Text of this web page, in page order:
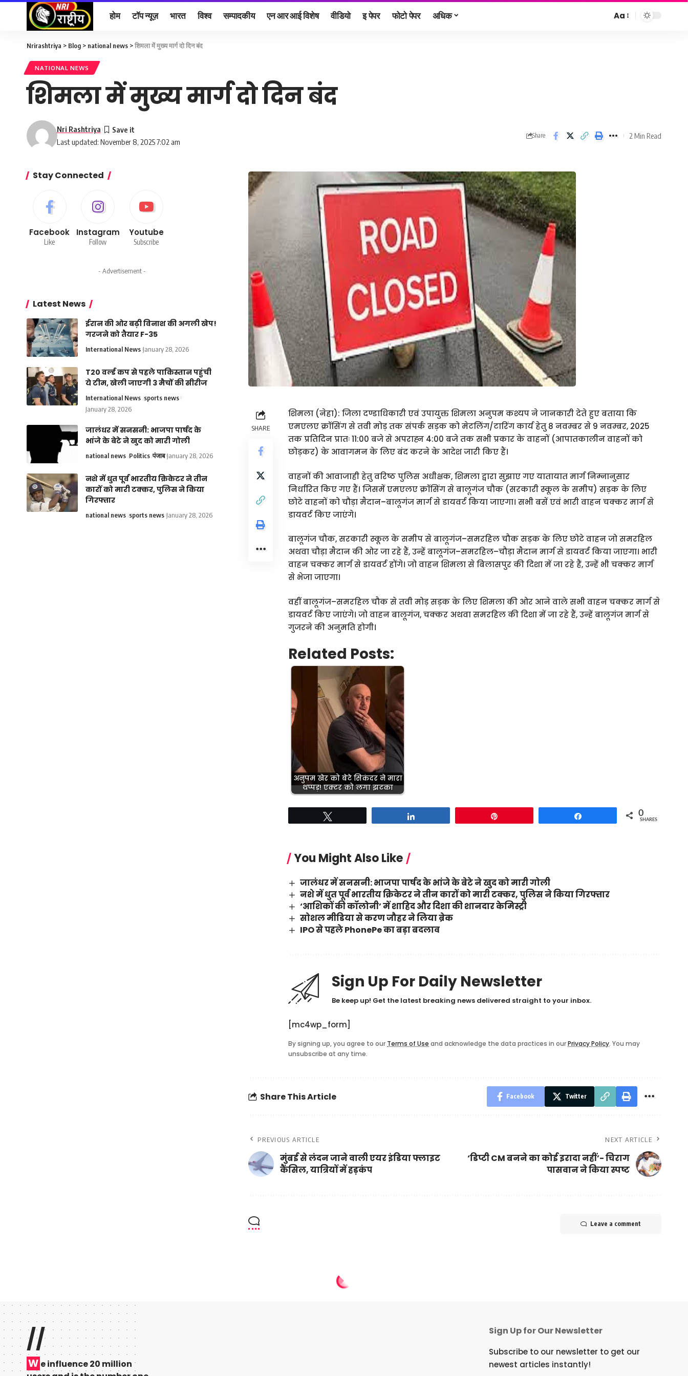
होम टॉप न्यूज़ भारत विश्व सम्पादकीय एन आर आई विशेष वीडियो इ पेपर फोटो पेपर अधिक
Font
Aa
Nrirashtriya > Blog > national news >शिमला में मुख्य मार्ग दो दिन बंद
NATIONAL NEWS
शिमला में मुख्य मार्ग दो दिन बंद
Last updated: November 8, 2025 7:02 am
Nri Rashtriya
Share 2 Min Read
SHARE
शिमला (नेहा): जिला दण्डाधिकारी एवं उपायुक्त शिमला अनुपम कश्यप ने जानकारी देते हुए बताया कि
एमएलए क्रॉसिंग से तवी मोड़ तक संपर्क सड़क को मेटलिंग/टारिंग कार्य हेतु 8 नवम्बर से 9 नवम्बर, 2025
तक प्रतिदिन प्रातः 11:00 बजे से अपराह्न 4:00 बजे तक सभी प्रकार के वाहनों (आपातकालीन वाहनों को
छोड़कर) के आवागमन के लिए बंद करने के आदेश जारी किए हैं।
वाहनों की आवाजाही हेतु वरिष्ठ पुलिस अधीक्षक, शिमला द्वारा सुझाए गए यातायात मार्ग निम्नानुसार
निर्धारित किए गए हैं। जिसमें एमएलए क्रॉसिंग से बालूगंज चौक (सरकारी स्कूल के समीप) सड़क के लिए
छोटे वाहनों को चौड़ा मैदान–बालूगंज मार्ग से डायवर्ट किया जाएगा। सभी बसें एवं भारी वाहन चक्कर मार्ग से
डायवर्ट किए जाएंगे।
बालूगंज चौक, सरकारी स्कूल के समीप से बालूगंज–समरहिल चौक सड़क के लिए छोटे वाहन जो समरहिल
अथवा चौड़ा मैदान की ओर जा रहे हैं, उन्हें बालूगंज–समरहिल–चौड़ा मैदान मार्ग से डायवर्ट किया जाएगा। भारी
वाहन चक्कर मार्ग से डायवर्ट होंगे। जो वाहन शिमला से बिलासपुर की दिशा में जा रहे हैं, उन्हें भी चक्कर मार्ग
से भेजा जाएगा।
वहीं बालूगंज–समरहिल चौक से तवी मोड़ सड़क के लिए शिमला की ओर आने वाले सभी वाहन चक्कर मार्ग से
डायवर्ट किए जाएंगे। जो वाहन बालूगंज, चक्कर अथवा समरहिल की दिशा में जा रहे हैं, उन्हें बालूगंज मार्ग से
गुजरने की अनुमति होगी।
Related Posts:
अनुपम खेर को बेटे सिकंदर ने मारा
थप्पड़! एक्टर को लगा झटका
0
SHARES
You Might Also Like
जालंधर में सनसनी: भाजपा पार्षद के भांजे के बेटे ने खुद को मारी गोली
नशे में धुत पूर्व भारतीय क्रिकेटर ने तीन कारों को मारी टक्कर, पुलिस ने किया गिरफ्तार
‘आशिकों की कॉलोनी’ में शाहिद और दिशा की शानदार केमिस्ट्री
सोशल मीडिया से करण जौहर ने लिया ब्रेक
IPO से पहले PhonePe का बड़ा बदलाव
Sign Up For Daily Newsletter
Be keep up! Get the latest breaking news delivered straight to your inbox.
[mc4wp_form]
By signing up, you agree to our Terms of Use and acknowledge the data practices in ourPrivacy Policy. You may
unsubscribe at any time.
Share This Article Facebook Twitter
PREVIOUS ARTICLE
मुंबई से लंदन जाने वाली एयर इंडिया फ्लाइट
कैंसिल, यात्रियों में हड़कंप
NEXT ARTICLE
‘डिप्टी CM बनने का कोई इरादा नहीं’- चिराग
पासवान ने किया स्पष्ट
Leave a comment
Stay Connected
Facebook
Like
Instagram
Follow
Youtube
Subscribe
- Advertisement -
Latest News
ईरान की ओर बढ़ी विनाश की अगली खेप!
गरजने को तैयार F-35
International News January 28, 2026
T20 वर्ल्ड कप से पहले पाकिस्तान पहुंची
ये टीम, खेली जाएगी 3 मैचों की सीरीज
International News sports news
January 28, 2026
जालंधर में सनसनी: भाजपा पार्षद के
भांजे के बेटे ने खुद को मारी गोली
national news Politics पंजाब January 28, 2026
नशे में धुत पूर्व भारतीय क्रिकेटर ने तीन
कारों को मारी टक्कर, पुलिस ने किया
गिरफ्तार
national news sports news January 28, 2026
//
W e influence 20 million
Sign Up for Our Newsletter
Subscribe to our newsletter to get our
newest articles instantly!